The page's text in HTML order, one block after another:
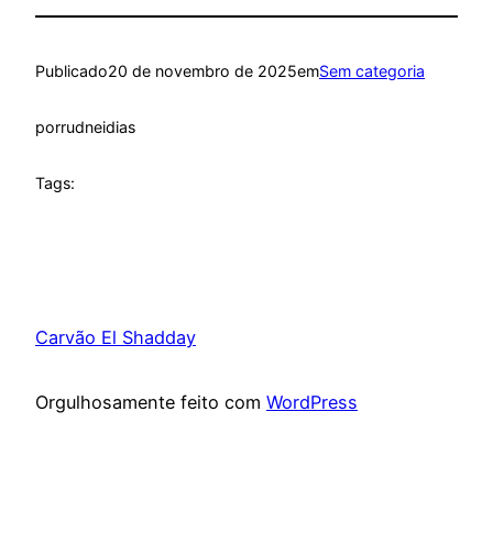
Publicado20 de novembro de 2025emSem categoria
porrudneidias
Tags:
Carvão El Shadday
Orgulhosamente feito com WordPress